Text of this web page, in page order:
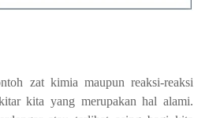
zat kimia maupun reaksi-reaksi
kita yang merupakan hal alami.